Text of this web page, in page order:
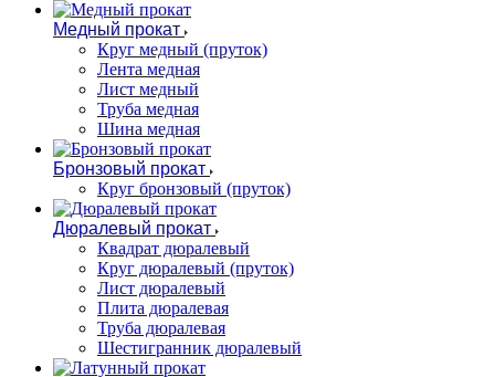
Медный прокат
Круг медный (пруток)
Лента медная
Лист медный
Труба медная
Шина медная
Бронзовый прокат
Круг бронзовый (пруток)
Дюралевый прокат
Квадрат дюралевый
Круг дюралевый (пруток)
Лист дюралевый
Плита дюралевая
Труба дюралевая
Шестигранник дюралевый